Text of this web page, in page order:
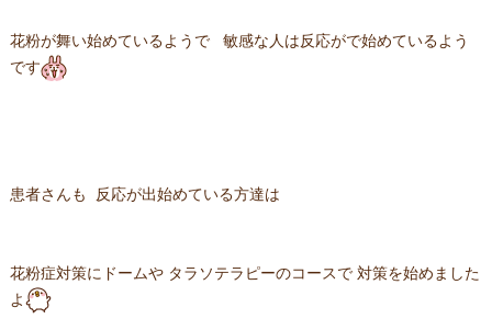
花粉が舞い始めているようで 敏感な人は反応がで始めているよう
です
患者さんも 反応が出始めている方達は
花粉症対策にドームや タラソテラピーのコースで 対策を始めました
よ